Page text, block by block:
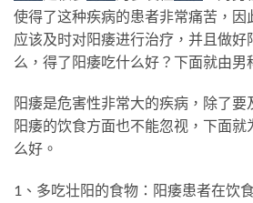
使得了这种疾病的患者非常痛苦，因
应该及时对阳痿进行治疗，并且做好
么，得了阳痿吃什么好？下面就由男
阳痿是危害性非常大的疾病，除了
阳痿的饮食方面也不能忽视，下面
么好。
1、多吃壮阳的食物：阳痿患者在饮